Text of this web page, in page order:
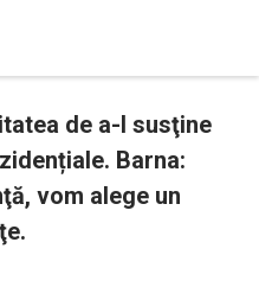
de a-l susţine
Barna:
vom alege un